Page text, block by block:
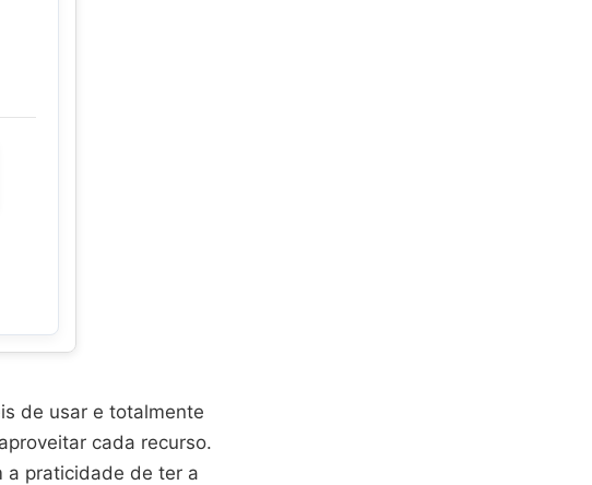
de usar e totalmente
cada recurso.
a praticidade de ter a